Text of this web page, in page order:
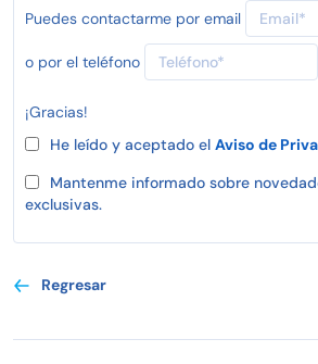
Puedes contactarme por email
o por el teléfono
¡Gracias!
He leído y aceptado el Aviso de
Mantenme informado sobre
exclusivas.
Regresar